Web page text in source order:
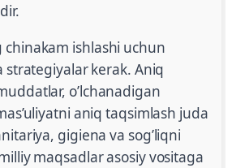
ishlashi uchun
strategiyalar kerak. Aniq
o’lchanadigan
aniq taqsimlash juda
gigiena va sog’liqni
maqsadlar asosiy vositaga